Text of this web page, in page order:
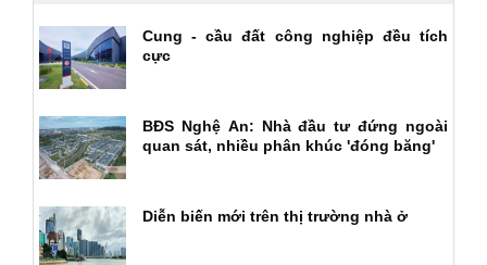
Cung - cầu đất công nghiệp đều tích
cực
BĐS Nghệ An: Nhà đầu tư đứng ngoài
quan sát, nhiều phân khúc 'đóng băng'
Diễn biến mới trên thị trường nhà ở